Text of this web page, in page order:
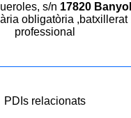
s/n 17820
obligatòria ,batxillerat
professional
PDIs relacionats